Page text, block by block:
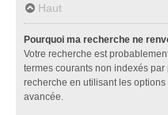
Haut
Pourquoi ma recherche ne
Votre recherche est
termes courants non indexés
recherche en utilisant les
avancée.